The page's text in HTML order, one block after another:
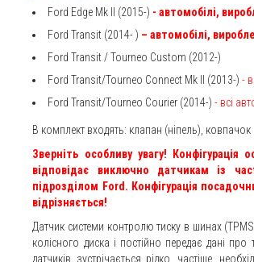
Ford Edge Mk II (2015-) - автомобілі,
Ford Transit (2014-) – автомобілі,
Ford Transit / Tourneo Custom (2012-)
Ford Transit/Tourneo Connect Mk II (2013-) -
Ford Transit/Tourneo Courier (2014-)- всі
В комплект входять: клапан (ніпель),
Зверніть особливу увагу!
відповідає виключно датчикам із
підрозділом Ford. Конфігурація
відрізняється!
Датчик системи контролю тиску в шинах
колісного диска і постійно передає дані
датчиків зустрічається рідко, частіше,